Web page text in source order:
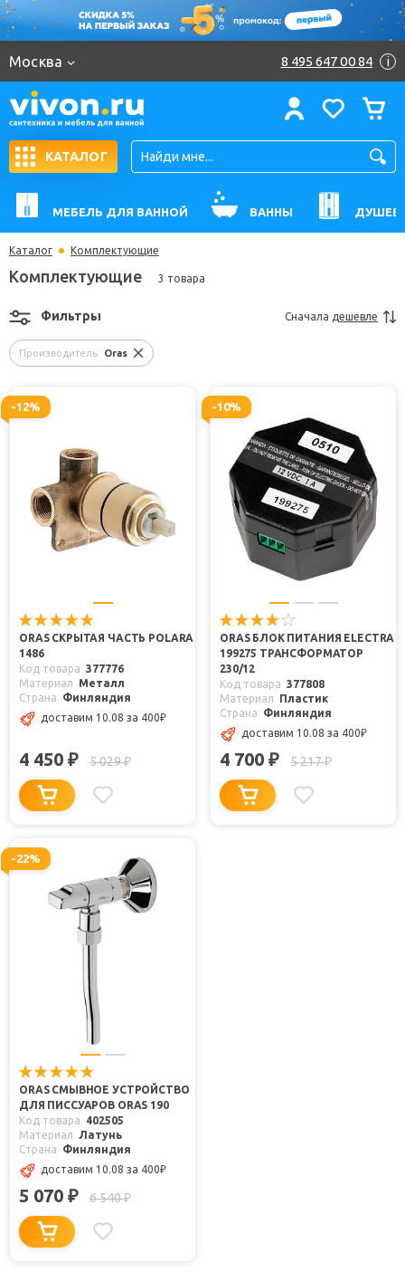
Москва 8 495 647 00 84 i
КАТАЛОГ
МЕБЕЛЬ ДЛЯ ВАННОЙ ВАННЫ
Каталог Комплектующие
Комплектующие 3 товара
Производитель: Oras
Фильтры Сначала дешевле
-12%
ORAS СКРЫТАЯ ЧАСТЬ POLARA
1486
Код товара 377776
Материал
Металл
Страна
Финляндия
доставим 10.08 за 400₽
4 450 ₽ 5 029₽
-10%
ORAS БЛОК ПИТАНИЯ ELECTRA
199275 ТРАНСФОРМАТОР
230/12
Код товара 377808
Материал
Пластик
Страна
Финляндия
доставим 10.08 за 400₽
4 700 ₽ 5 217₽
-22%
ORAS СМЫВНОЕ УСТРОЙСТВО
ДЛЯ ПИССУАРОВ ORAS 190
Код товара
402505
Материал
Латунь
Страна
Финляндия
доставим 10.08 за 400₽
5 070 ₽ 6 540₽